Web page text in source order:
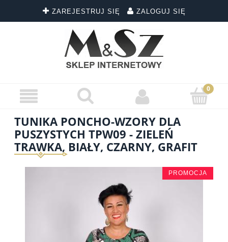
ZAREJESTRUJ SIĘ ZALOGUJ SIĘ
TUNIKA PONCHO-WZORY DLA
PUSZYSTYCH TPW09 - ZIELEŃ
TRAWKA, BIAŁY, CZARNY, GRAFIT
PROMOCJA